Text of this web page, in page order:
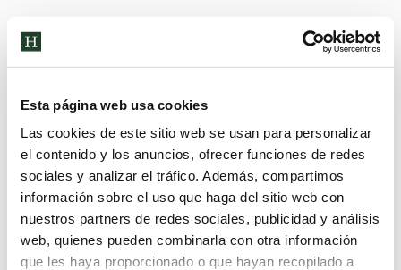
Esta página web usa cookies
Las cookies de este sitio web se usan para personalizar
el contenido y los anuncios, ofrecer funciones de redes
sociales y analizar el tráfico. Además, compartimos
información sobre el uso que haga del sitio web con
nuestros partners de redes sociales, publicidad y análisis
web, quienes pueden combinarla con otra información
que les haya proporcionado o que hayan recopilado a
Archivos diarios:
13 de diciembre
de 2023